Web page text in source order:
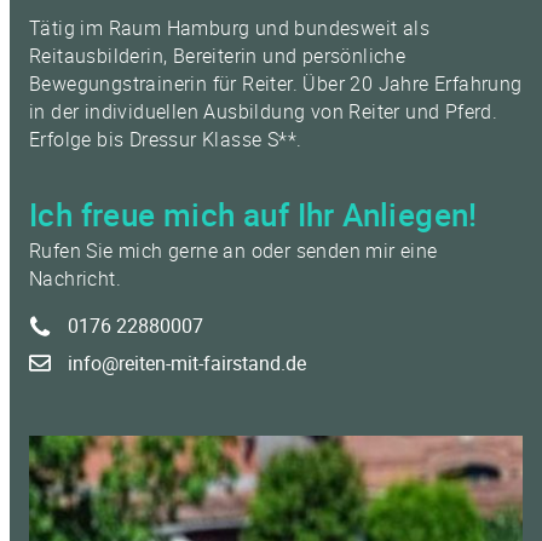
Tätig im Raum Hamburg und bundesweit als
Reitausbilderin, Bereiterin und persönliche
Bewegungstrainerin für Reiter. Über 20 Jahre Erfahrung
in der individuellen Ausbildung von Reiter und Pferd.
Erfolge bis Dressur Klasse S**.
Ich freue mich auf Ihr Anliegen!
Rufen Sie mich gerne an oder senden mir eine
Nachricht.
0176 22880007
info@reiten-mit-fairstand.de